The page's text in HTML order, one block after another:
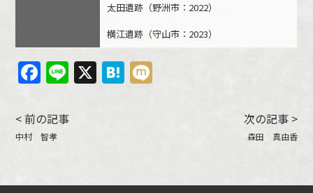
太田遺跡（野洲市：2022）
横江遺跡（守山市：2023）
Facebook
Line
X Hatena
< 前の記事
中村 智孝
次の記事 >
森田 真由香